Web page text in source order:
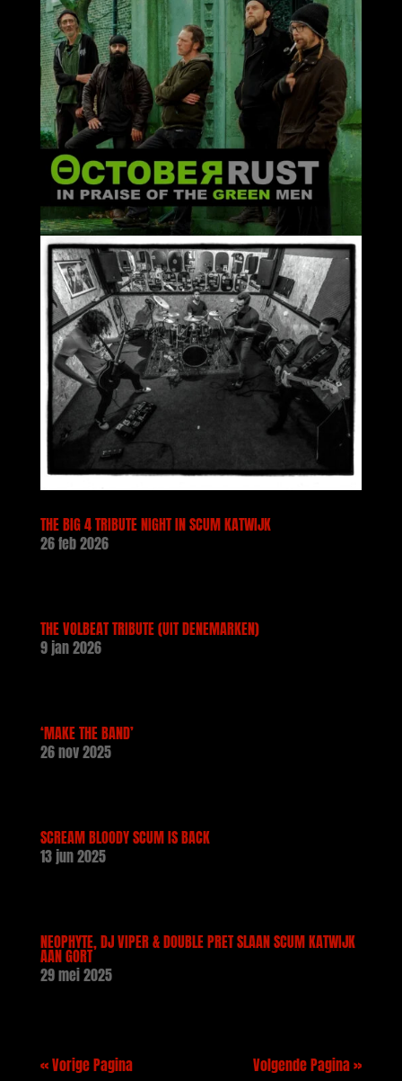
THE BIG 4 TRIBUTE NIGHT IN SCUM KATWIJK
26 feb 2026
THE VOLBEAT TRIBUTE (UIT DENEMARKEN)
9 jan 2026
‘MAKE THE BAND’
26 nov 2025
SCREAM BLOODY SCUM IS BACK
13 jun 2025
NEOPHYTE, DJ VIPER & DOUBLE PRET SLAAN SCUM KATWIJK
AAN GORT
29 mei 2025
« Vorige Pagina Volgende Pagina »